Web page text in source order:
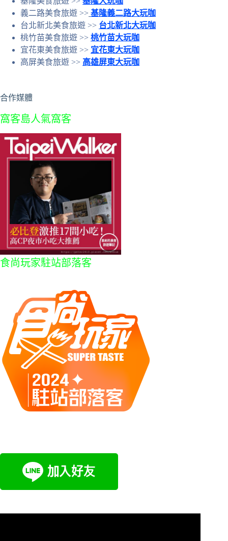
義二路美食旅遊 >> 基隆義二路大玩咖
台北新北美食旅遊 >> 台北新北大玩咖
桃竹苗美食旅遊 >> 桃竹苗大玩咖
宜花東美食旅遊 >> 宜花東大玩咖
高屏美食旅遊 >> 高雄屏東大玩咖
合作媒體
窩客島人氣窩客
食尚玩家駐站部落客